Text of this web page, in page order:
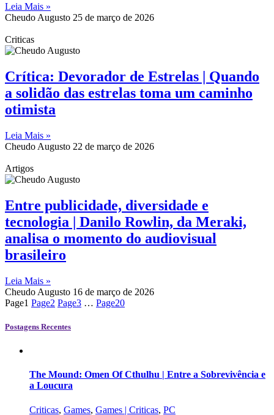
Leia Mais »
Cheudo Augusto 25 de março de 2026
Criticas
Crítica: Devorador de Estrelas | Quando
a solidão das estrelas toma um caminho
otimista
Leia Mais »
Cheudo Augusto 22 de março de 2026
Artigos
Entre publicidade, diversidade e
tecnologia | Danilo Rowlin, da Meraki,
analisa o momento do audiovisual
brasileiro
Leia Mais »
Cheudo Augusto 16 de março de 2026
Page1 Page2 Page3 … Page20
Postagens Recentes
The Mound: Omen Of Cthulhu | Entre a Sobrevivência e
a Loucura
Criticas, Games, Games | Criticas, PC